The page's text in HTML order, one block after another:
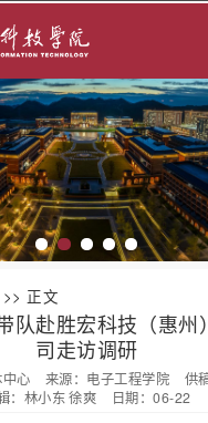
>> 正文
队赴胜宏科技（惠州
司走访调研
心 来源：电子工程学院
供
：林小东 徐爽
日期：06-22